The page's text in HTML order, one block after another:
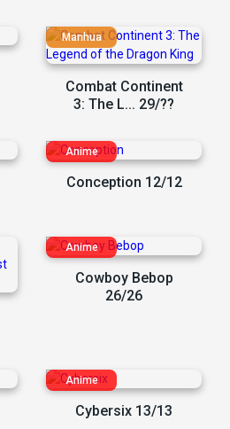
Combat Continent
3: The L... 29/??
Conception 12/12
Cowboy Bebop
26/26
Cybersix 13/13